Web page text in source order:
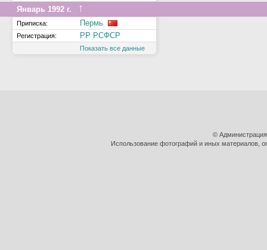
Январь 1992 г.
↑
Приписка: Пермь
Регистрация: РР РСФСР
Показать все данные
©
Использование фотографий и иных материалов,